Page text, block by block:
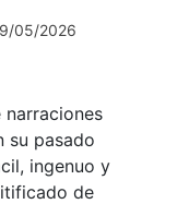
05/2026
su pasado
ingenuo y
de